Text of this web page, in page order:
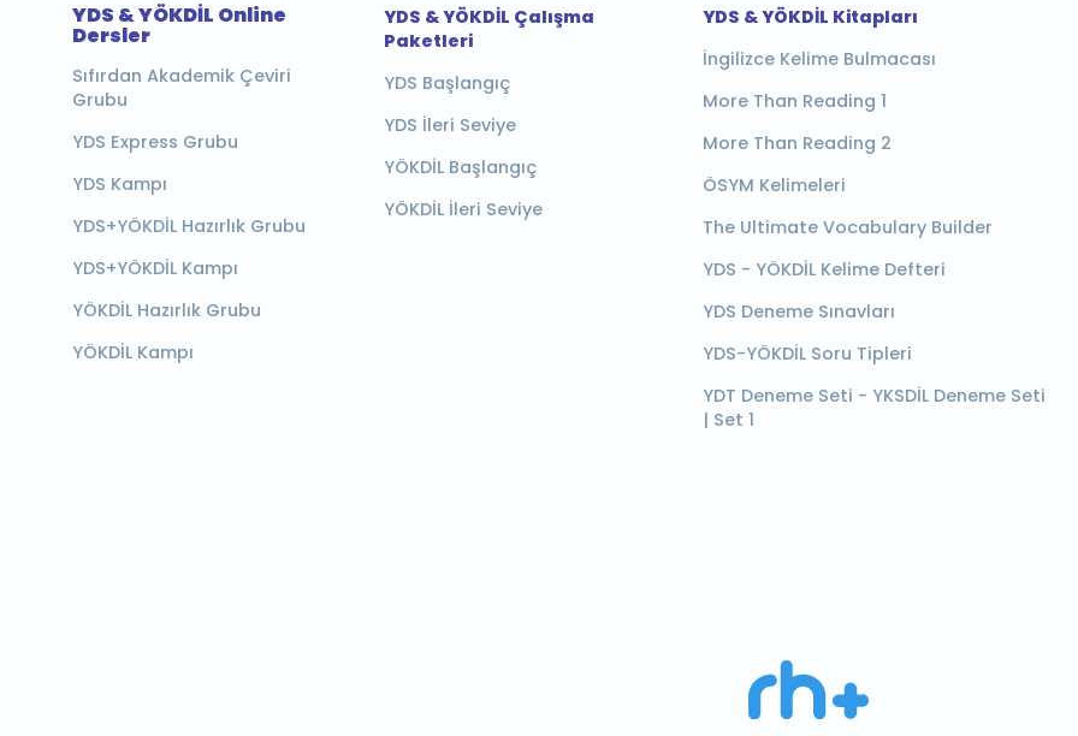
YDS & YÖKDİL Online
Dersler
Sıfırdan Akademik Çeviri
Grubu
YDS Express Grubu
YDS Kampı
YDS+YÖKDİL Hazırlık Grubu
YDS+YÖKDİL Kampı
YÖKDİL Hazırlık Grubu
YÖKDİL Kampı
YDS & YÖKDİL Çalışma
Paketleri
YDS Başlangıç
YDS İleri Seviye
YÖKDİL Başlangıç
YÖKDİL İleri Seviye
YDS & YÖKDİL Kitapları
İngilizce Kelime Bulmacası
More Than Reading 1
More Than Reading 2
ÖSYM Kelimeleri
The Ultimate Vocabulary Builder
YDS - YÖKDİL Kelime Defteri
YDS Deneme Sınavları
YDS-YÖKDİL Soru Tipleri
YDT Deneme Seti - YKSDİL Deneme Seti
| Set 1